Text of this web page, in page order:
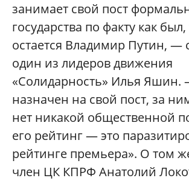
занимает свой пост
государства по факту как был,
остается Владимир Путин, —
один из лидеров движения
«Солидарность» Илья
назначен на свой пост, за
нет никакой общественной
его рейтинг — это
рейтинге премьера». О том
член ЦК КПРФ Анатолий